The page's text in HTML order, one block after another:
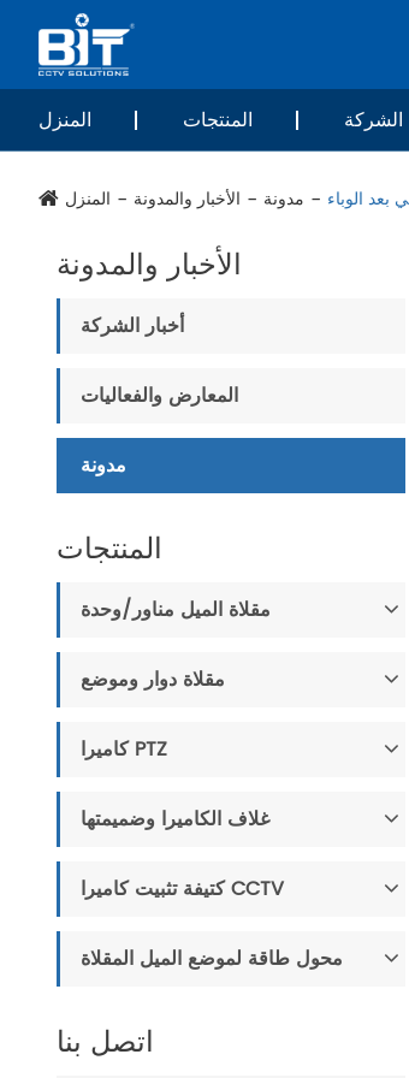
المنزل المنتجات الشركة
المنزل الأخبار والمدونة مدونة بعد الوباء
الأخبار والمدونة
أخبار الشركة
المعارض والفعاليات
مدونة
المنتجات
مقلاة الميل مناور/وحدة
مقلاة دوار وموضع
كاميرا PTZ
غلاف الكاميرا وضميمتها
كتيفة تثبيت كاميرا CCTV
محول طاقة لموضع الميل المقلاة
اتصل بنا